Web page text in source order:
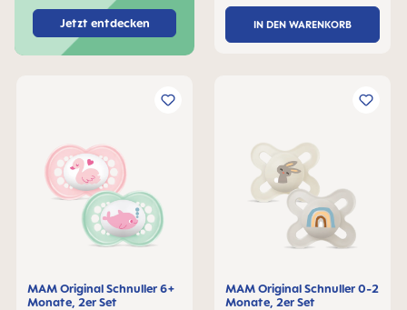
Jetzt entdecken IN DEN WARENKORB
MAM Original Schnuller 6+
Monate, 2er Set
MAM Original Schnuller 0-2
Monate, 2er Set